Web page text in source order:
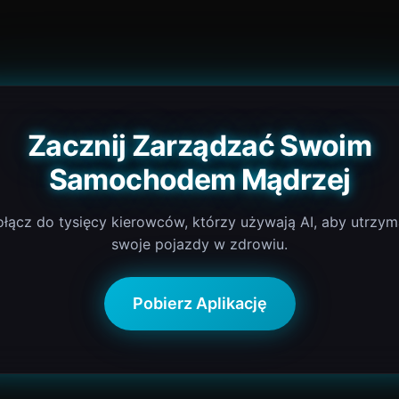
Zacznij Zarządzać Swoim
Samochodem Mądrzej
do tysięcy kierowców, którzy używają AI, aby
swoje pojazdy w zdrowiu.
Pobierz Aplikację